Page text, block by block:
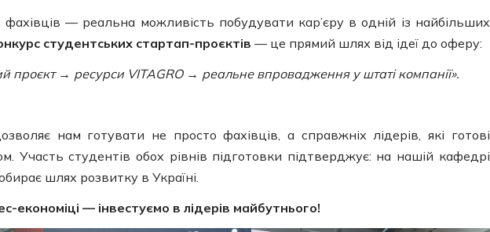
— реальна можливість побудувати кар’єру в одній із найбільших
студентських стартап-проєктів — це прямий шлях від ідеї до оферу:
проєкт → ресурси VITAGRO → реальне впровадження у штаті компанії».
нам готувати не просто фахівців, а справжніх лідерів, які готові
Участь студентів обох рівнів підготовки підтверджує: на нашій кафедрі
шлях розвитку в Україні.
економіці — інвестуємо в лідерів майбутнього!